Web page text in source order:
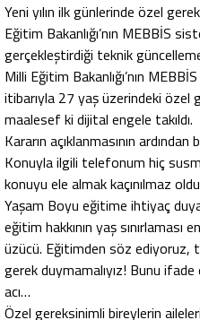
Yeni yılın ilk günlerinde özel
Eğitim Bakanlığı’nın MEBBİS
gerçekleştirdiği teknik
Milli Eğitim Bakanlığı’nın
itibarıyla 27 yaş üzerindeki özel
maalesef ki dijital engele takıldı.
Kararın açıklanmasının
Konuyla ilgili telefonum hiç
konuyu ele almak kaçınılmaz
Yaşam Boyu eğitime ihtiyaç
eğitim hakkının yaş sınırlaması
üzücü. Eğitimden söz ediyoruz,
gerek duymamalıyız! Bunu
acı…
Özel gereksinimli bireylerin